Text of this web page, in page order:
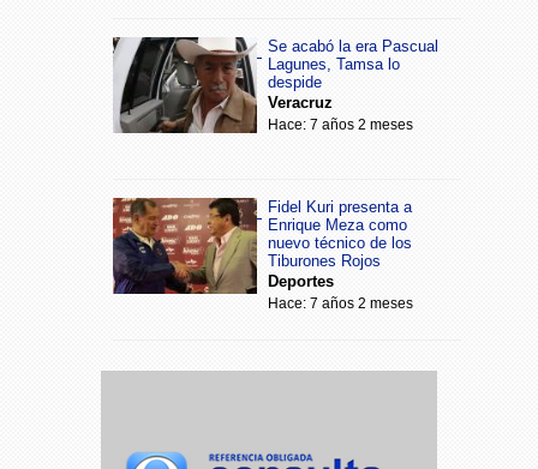
Se acabó la era Pascual
Lagunes, Tamsa lo
despide
Veracruz
Hace: 7 años 2 meses
Fidel Kuri presenta a
Enrique Meza como
nuevo técnico de los
Tiburones Rojos
Deportes
Hace: 7 años 2 meses